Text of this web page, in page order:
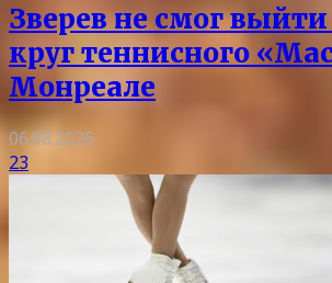
Зверев не смог
круг теннисного
Монреале
06.08.2026
23